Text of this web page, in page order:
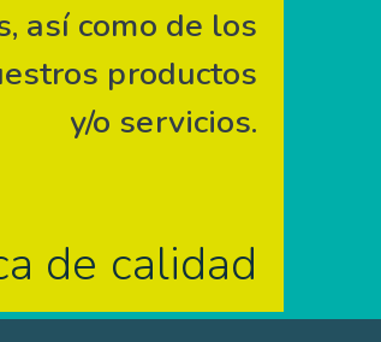
así como de los
productos
y/o servicios.
de calidad